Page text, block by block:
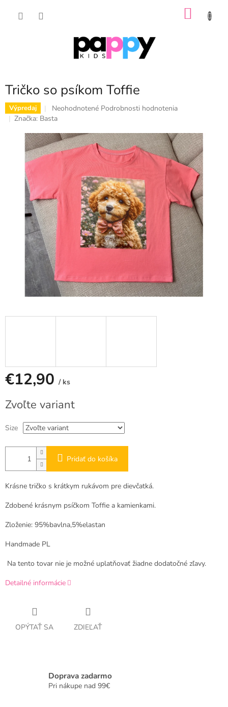
Tričko so psíkom Toffie
Výpredaj
Priemerné
hodnotenie
je
0,0
z
hviezdičiek.
Neohodnotené Podrobnosti hodnotenia
Značka: Basta
€12,90 / ks
cena:
Zvoľte variant
Size
Pridať do košíka
Krásne tričko s krátkym rukávom pre dievčatká.
Zdobené krásnym psíčkom Toffie a kamienkami.
Zloženie: 95%bavlna,5%elastan
Handmade PL
Na tento tovar nie je možné uplatňovať žiadne dodatočné zľavy.
Detailné informácie
OPÝTAŤ SA ZDIEĽAŤ
Doprava zadarmo
Pri nákupe nad 99€